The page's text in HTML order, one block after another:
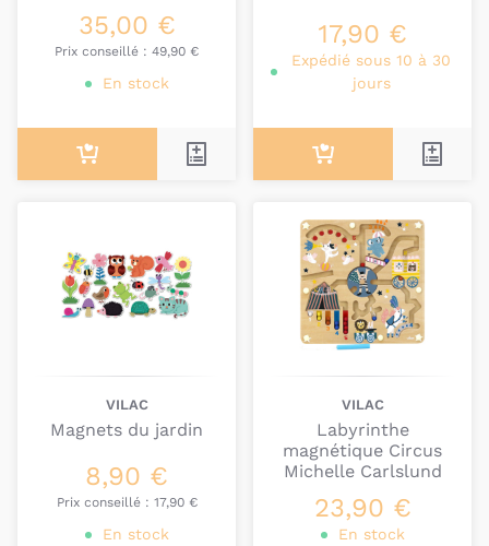
35,00 €
Prix conseillé : 49,90 €
En stock
17,90 €
Expédié sous 10 à 30
jours
VILAC
Magnets du jardin
8,90 €
Prix conseillé : 17,90 €
En stock
VILAC
Labyrinthe
magnétique Circus
Michelle Carlslund
23,90 €
En stock